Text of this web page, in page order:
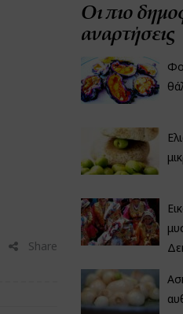
Share
Οι πιο
αναρτήσεις